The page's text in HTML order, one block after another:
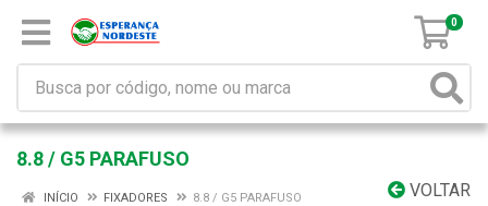
0
8.8 / G5 PARAFUSO
VOLTAR
INÍCIO FIXADORES 8.8 / G5 PARAFUSO